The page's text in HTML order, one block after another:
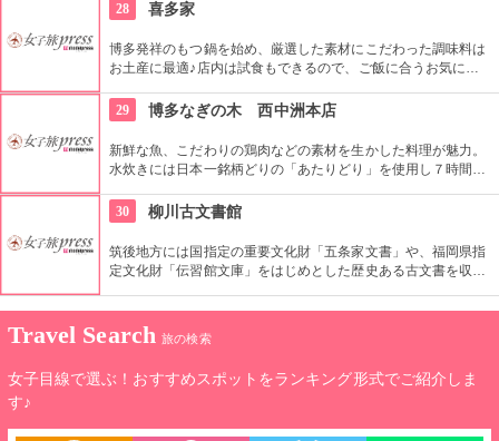
してくれる風景と料理に舌鼓を打ちながら、ゆっくりディナー
を楽しんでください。
28 喜多家
博多発祥のもつ鍋を始め、厳選した素材にこだわった調味料は
お土産に最適♪店内は試食もできるので、ご飯に合うお気に入
29
博多なぎの木 西中洲本店
新鮮な魚、こだわりの鶏肉などの素材を生かした料理が魅力。
水炊きには日本一銘柄どりの「あたりどり」を使用し７時間か
っています。貸切37名様まで対応できるようになっています。
30 柳川古文書館
筑後地方には国指定の重要文化財「五条家文書」や、福岡県指
定文化財「伝習館文庫」をはじめとした歴史ある古文書を収
昔ながらの建物も見所の一つ。
Travel Search 旅の検索
女子目線で選ぶ！おすすめスポットをランキング形式でご紹介しま
す♪